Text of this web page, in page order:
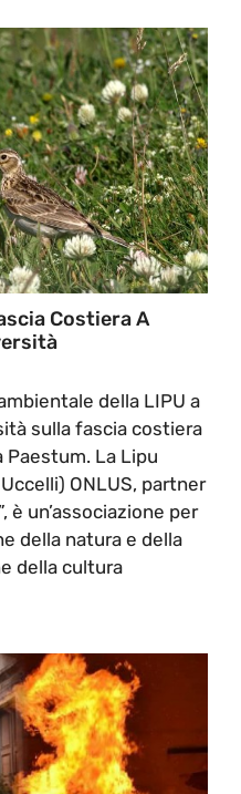
Costiera A
della LIPU a
sulla fascia costiera
Paestum. La Lipu
ONLUS, partner
è un’associazione per
della natura e della
della cultura